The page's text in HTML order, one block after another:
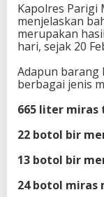
Kapolres Parigi
menjelaskan
merupakan
hari, sejak 20
Adapun barang
berbagai jenis
665 liter miras
22 botol bir
13 botol bir
24 botol miras